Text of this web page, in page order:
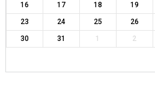
16
17 18 19
23
24 25 26
30
31 1 2